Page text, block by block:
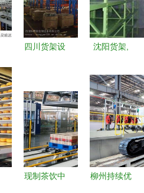
架，现货供
应助力物流
及仓储自动
来
四川货架设
工程设备的
技术革新与
应用
沈阳货架,
大连货架,
配套图片
现制茶饮中
柳州持续优